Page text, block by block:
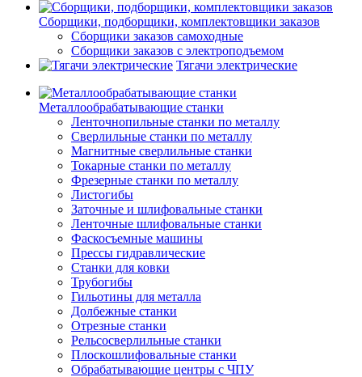
Сборщики, подборщики, комплектовщики заказов
Сборщики заказов самоходные
Сборщики заказов с электроподъемом
Тягачи электрические
Металлообрабатывающие станки
Ленточнопильные станки по металлу
Сверлильные станки по металлу
Магнитные сверлильные станки
Токарные станки по металлу
Фрезерные станки по металлу
Листогибы
Заточные и шлифовальные станки
Ленточные шлифовальные станки
Фаскосъемные машины
Прессы гидравлические
Станки для ковки
Трубогибы
Гильотины для металла
Долбежные станки
Отрезные станки
Рельсосверлильные станки
Плоскошлифовальные станки
Обрабатывающие центры с ЧПУ